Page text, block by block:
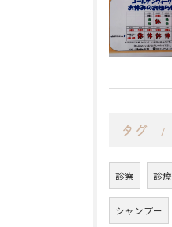
タグ
診察 診療
シャンプー